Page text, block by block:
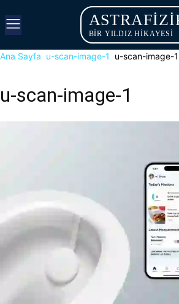
BİR YILDIZ HİKAYESİ
Ana Sayfa u-scan-image-1 u-scan-image-1
u-scan-image-1